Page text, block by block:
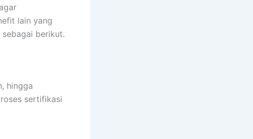
lain yang
berikut.
hingga
sertifikasi